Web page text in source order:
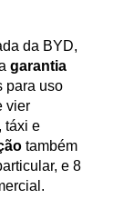
da BYD,
garantia
para uso
vier
táxi e
também
e 8